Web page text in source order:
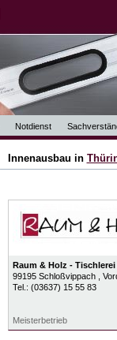
Notdienst
Innenausbau in
Raum & Holz -
99195 Schloßvippach
,
Tel.: (03637) 15 55 83
Meisterbetrieb